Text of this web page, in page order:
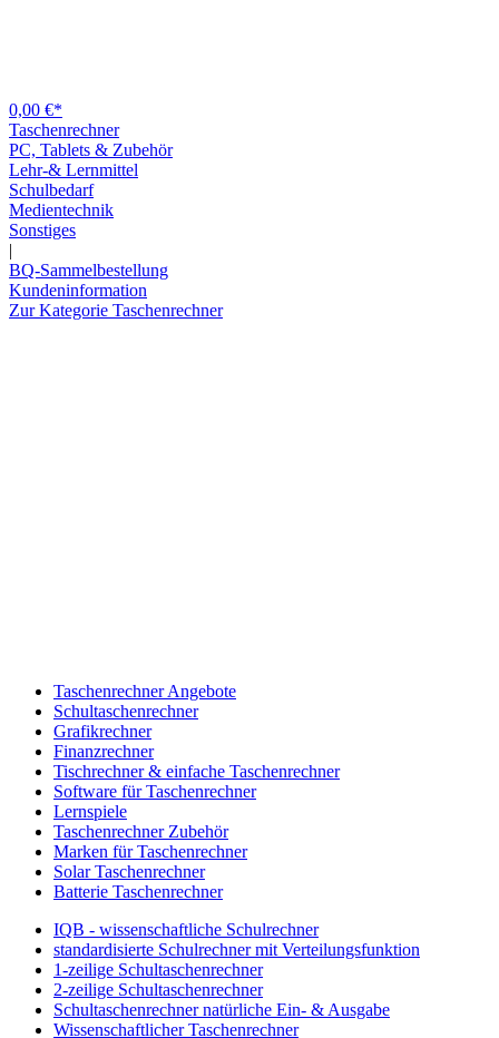
0,00 €*
Taschenrechner
PC, Tablets & Zubehör
Lehr-& Lernmittel
Schulbedarf
Medientechnik
Sonstiges
|
BQ-Sammelbestellung
Kundeninformation
Zur Kategorie Taschenrechner
Taschenrechner Angebote
Schultaschenrechner
Grafikrechner
Finanzrechner
Tischrechner & einfache Taschenrechner
Software für Taschenrechner
Lernspiele
Taschenrechner Zubehör
Marken für Taschenrechner
Solar Taschenrechner
Batterie Taschenrechner
IQB - wissenschaftliche Schulrechner
standardisierte Schulrechner mit Verteilungsfunktion
1-zeilige Schultaschenrechner
2-zeilige Schultaschenrechner
Schultaschenrechner natürliche Ein- & Ausgabe
Wissenschaftlicher Taschenrechner